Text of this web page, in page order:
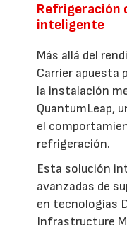
Refrigeración
inteligente
Más allá del
Carrier apuesta
la instalación
QuantumLeap,
el
refrigeración.
Esta solución
avanzadas de
en tecnologías
Infrastructure